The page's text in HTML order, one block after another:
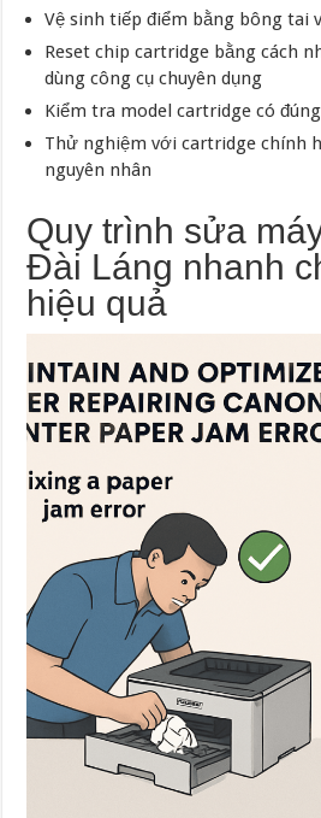
Vệ sinh tiếp điểm bằng bông tai
Reset chip cartridge bằng cách
dùng công cụ chuyên dụng
Kiểm tra model cartridge có
Thử nghiệm với cartridge chính
nguyên nhân
Quy trình sửa
Đài Láng nhanh
hiệu quả